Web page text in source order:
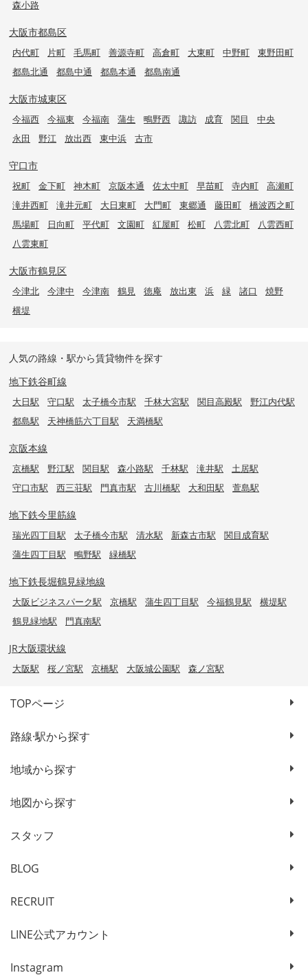
森小路
大阪市都島区
内代町 片町 毛馬町 善源寺町 高倉町 大東町 中野町
東野田町
都島北通
都島中通 都島本通 都島南通
大阪市城東区
今福西 今福東 今福南 蒲生 鴫野西 諏訪 成育 関目
中央
永田
野江 放出西 東中浜 古市
守口市
祝町 金下町 神木町 京阪本通 佐太中町 早苗町 寺内町
高瀬町
滝井西町
滝井元町 大日東町 大門町 東郷通 藤田町
橋波西之町
馬場町
日向町 平代町 文園町 紅屋町 松町 八雲北町
八雲西町
八雲東町
大阪市鶴見区
今津北 今津中 今津南 鶴見 徳庵 放出東 浜 緑 諸口
焼野
横堤
人気の路線・駅から賃貸物件を探す
地下鉄谷町線
大日駅 守口駅 太子橋今市駅 千林大宮駅 関目高殿駅
野江内代駅
都島駅
天神橋筋六丁目駅 天満橋駅
京阪本線
京橋駅 野江駅 関目駅 森小路駅 千林駅 滝井駅
土居駅
守口市駅
西三荘駅 門真市駅 古川橋駅 大和田駅 萱島駅
地下鉄今里筋線
瑞光四丁目駅 太子橋今市駅 清水駅 新森古市駅
関目成育駅
蒲生四丁目駅
鴫野駅 緑橋駅
地下鉄長堀鶴見緑地線
大阪ビジネスパーク駅 京橋駅 蒲生四丁目駅 今福鶴見駅
横堤駅
鶴見緑地駅
門真南駅
JR大阪環状線
大阪駅 桜ノ宮駅 京橋駅 大阪城公園駅 森ノ宮駅
TOPページ
路線·駅から探す
地域から探す
地図から探す
スタッフ
BLOG
RECRUIT
LINE公式アカウント
Instagram